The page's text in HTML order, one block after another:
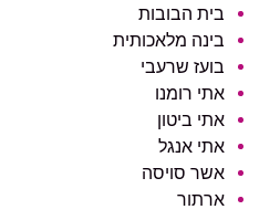
בית הבובות
בינה מלאכותית
בועז שרעבי
אתי רומנו
אתי ביטון
אתי אנגל
אשר סויסה
ארתור